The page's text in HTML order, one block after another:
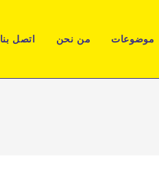
موضوعات من نحن اتصل بنا